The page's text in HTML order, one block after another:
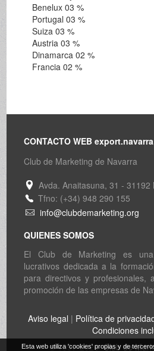
Benelux 03 %
Portugal 03 %
Suiza 03 %
Austria 03 %
Dinamarca 02 %
Francia 02 %
CONTACTO WEB
Club de Marketing de Navarra
Avda. Anaitasuna, 31 - 31192
Tfno: (+34) 948 290 155
info@clubdemarketing.org
QUIENES SOMOS
El Club de Marketing es
lucrativos dedicada a la
para directivos y
promoción de las empresas de
Aviso legal | Política de
Condiciones
© 1997-2026Club de
Esta web utiliza 'cookies' propias y de